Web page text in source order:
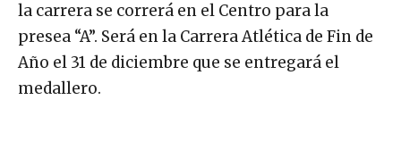
la carrera se correrá en el Centro para la
presea “A”. Será en la Carrera Atlética de Fin de
Año el 31 de diciembre que se entregará el
medallero.